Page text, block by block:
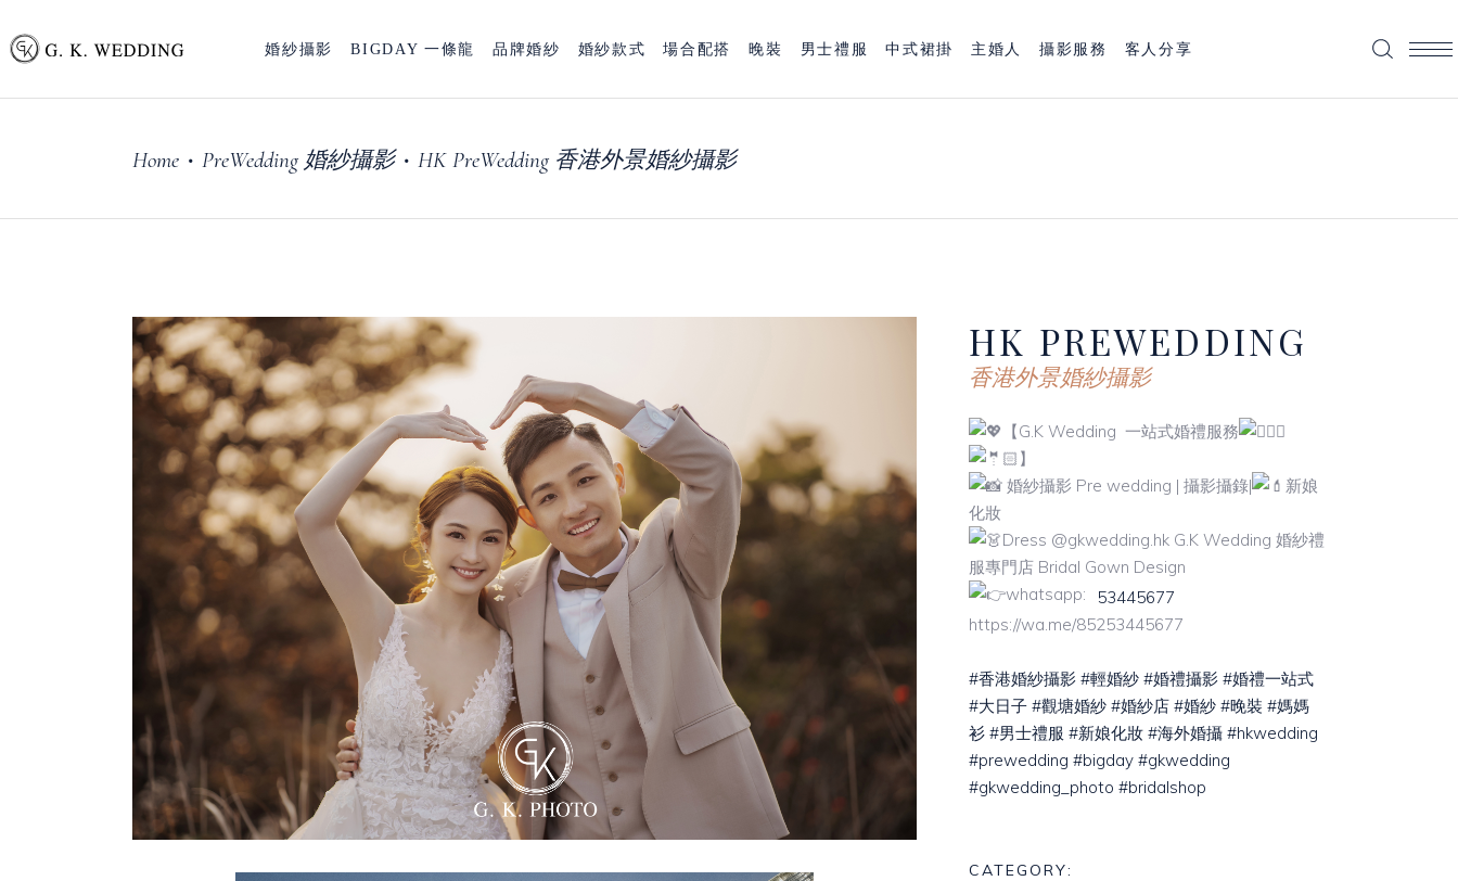
婚紗攝影 BIGDAY 一條龍 品牌婚紗 婚紗款式 場合配搭 晚裝 男士禮服 中式裙掛 主婚人 攝影服務 客人分享
Home • PreWedding 婚紗攝影• HK PreWedding 香港外景婚紗攝影
HK PREWEDDING
香港外景婚紗攝影
【G.K Wedding 一站式婚禮服務
】
婚紗攝影 Pre wedding | 攝影攝錄|
新娘
化妝
Dress @gkwedding.hk G.K Wedding 婚紗禮
服專門店 Bridal Gown Design
whatsapp:
53445677
https://wa.me/85253445677
#香港婚紗攝影 #輕婚紗 #婚禮攝影 #婚禮一站式
#大日子 #觀塘婚紗 #婚紗店 #婚紗 #晚裝 #媽媽
衫 #男士禮服 #新娘化妝 #海外婚攝 #hkwedding
#prewedding #bigday #gkwedding
#gkwedding_photo #bridalshop
CATEGORY: